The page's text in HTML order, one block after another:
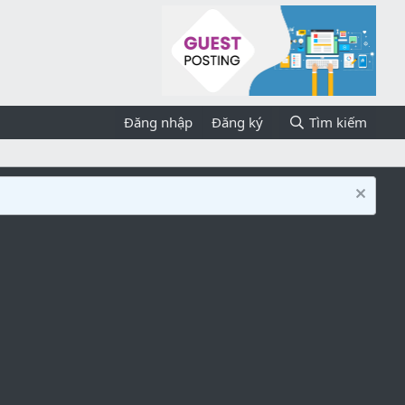
Đăng nhập Đăng ký Tìm kiếm